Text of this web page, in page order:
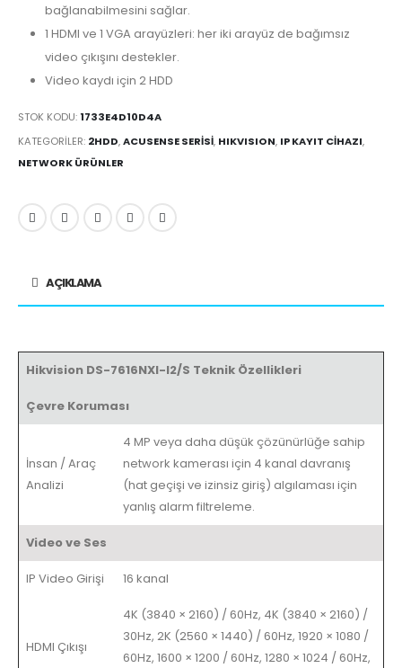
bağlanabilmesini sağlar.
1 HDMI ve 1 VGA arayüzleri: her iki arayüz de bağımsız
video çıkışını destekler.
Video kaydı için 2 HDD
STOK KODU:1733E4D10D4A
KATEGORILER: 2HDD,ACUSENSE SERISI, HIKVISION, IP KAYIT CIHAZI,
NETWORK ÜRÜNLER
AÇIKLAMA
Hikvision DS-7616NXI-I2/S Teknik Özellikleri
Çevre Koruması
İnsan / Araç
Analizi
4 MP veya daha düşük çözünürlüğe sahip
network kamerası için 4 kanal davranış
(hat geçişi ve izinsiz giriş) algılaması için
yanlış alarm filtreleme.
Video ve Ses
IP Video Girişi 16 kanal
HDMI Çıkışı
4K (3840 × 2160) / 60Hz, 4K (3840 × 2160) /
30Hz, 2K (2560 × 1440) / 60Hz, 1920 × 1080 /
60Hz, 1600 × 1200 / 60Hz, 1280 × 1024 / 60Hz,